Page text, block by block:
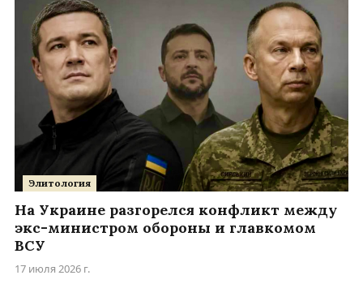
Элитология
На Украине разгорелся конфликт между
экс-министром обороны и главкомом
ВСУ
17 июля 2026 г.